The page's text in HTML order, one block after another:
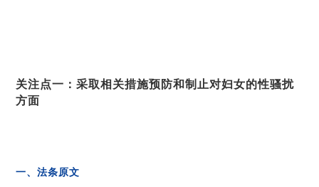
关注点一：采取相关措施预防和制止对妇女的性骚扰
方面
一、法条原文